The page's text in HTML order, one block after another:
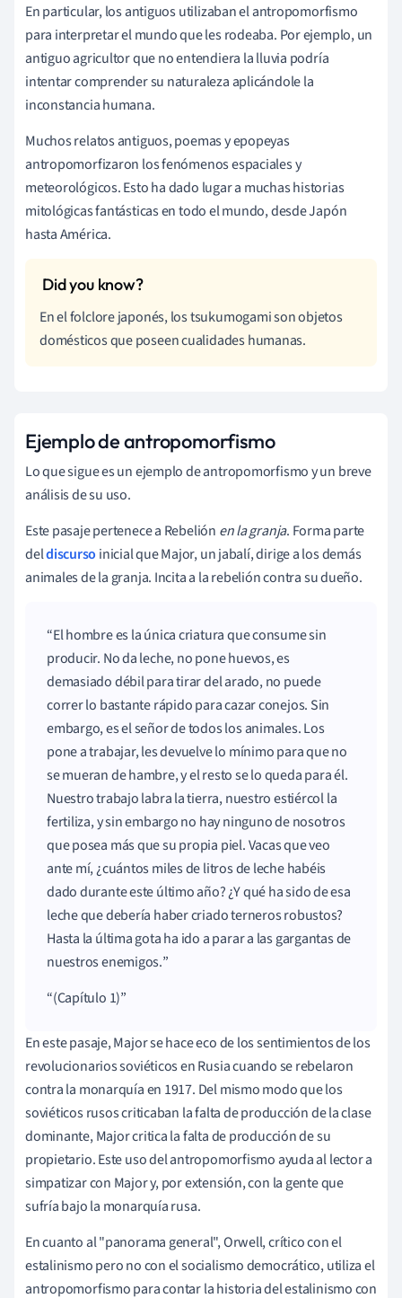
En particular, los antiguos utilizaban el antropomorfismo
para interpretar el mundo que les rodeaba. Por ejemplo, un
antiguo agricultor que no entendiera la lluvia podría
intentar comprender su naturaleza aplicándole la
inconstancia humana.
Muchos relatos antiguos, poemas y epopeyas
antropomorfizaron los fenómenos espaciales y
meteorológicos. Esto ha dado lugar a muchas historias
mitológicas fantásticas en todo el mundo, desde Japón
hasta América.
En el folclore japonés, los tsukumogami son objetos
domésticos que poseen cualidades humanas.
Ejemplo de antropomorfismo
Lo que sigue es un ejemplo de antropomorfismo y un breve
análisis de su uso.
Este pasaje pertenece a Rebelión en la granja. Forma parte
deldiscurso inicial que Major, un jabalí, dirige a los demás
animales de la granja. Incita a la rebelión contra su dueño.
El hombre es la única criatura que consume sin
producir. No da leche, no pone huevos, es
demasiado débil para tirar del arado, no puede
correr lo bastante rápido para cazar conejos. Sin
embargo, es el señor de todos los animales. Los
pone a trabajar, les devuelve lo mínimo para que no
se mueran de hambre, y el resto se lo queda para él.
Nuestro trabajo labra la tierra, nuestro estiércol la
fertiliza, y sin embargo no hay ninguno de nosotros
que posea más que su propia piel. Vacas que veo
ante mí, ¿cuántos miles de litros de leche habéis
dado durante este último año? ¿Y qué ha sido de esa
leche que debería haber criado terneros robustos?
Hasta la última gota ha ido a parar a las gargantas de
nuestros enemigos.
(Capítulo 1)
En este pasaje, Major se hace eco de los sentimientos de los
revolucionarios soviéticos en Rusia cuando se rebelaron
contra la monarquía en 1917. Del mismo modo que los
soviéticos rusos criticaban la falta de producción de la clase
dominante, Major critica la falta de producción de su
propietario. Este uso del antropomorfismo ayuda al lector a
simpatizar con Major y, por extensión, con la gente que
sufría bajo la monarquía rusa.
En cuanto al "panorama general", Orwell, crítico con el
estalinismo pero no con el socialismo democrático, utiliza el
antropomorfismo para contar la historia del estalinismo con